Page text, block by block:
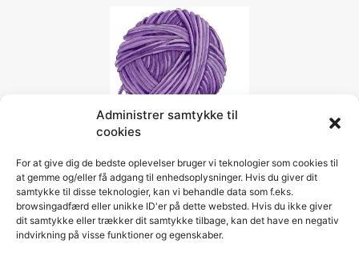
Administrer samtykke til
cookies
For at give dig de bedste oplevelser bruger vi teknologier som cookies til
at gemme og/eller få adgang til enhedsoplysninger. Hvis du giver dit
samtykke til disse teknologier, kan vi behandle data som f.eks.
browsingadfærd eller unikke ID'er på dette websted. Hvis du ikke giver
dit samtykke eller trækker dit samtykke tilbage, kan det have en negativ
indvirkning på visse funktioner og egenskaber.
Social
FacebookPinterestInstagram